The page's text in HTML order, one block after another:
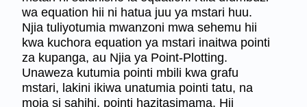
wa equation hii ni hatua juu ya mstari huu.
Njia tuliyotumia mwanzoni mwa sehemu hii
kwa kuchora equation ya mstari inaitwa pointi
za kupanga, au Njia ya Point-Plotting.
Unaweza kutumia pointi mbili kwa grafu
mstari, lakini ikiwa unatumia pointi tatu, na
moja si sahihi, pointi hazitasimama. Hii